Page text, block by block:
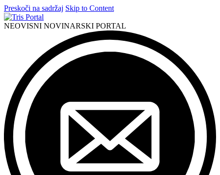
Preskoči na sadržaj Skip to Content
NEOVISNI NOVINARSKI PORTAL